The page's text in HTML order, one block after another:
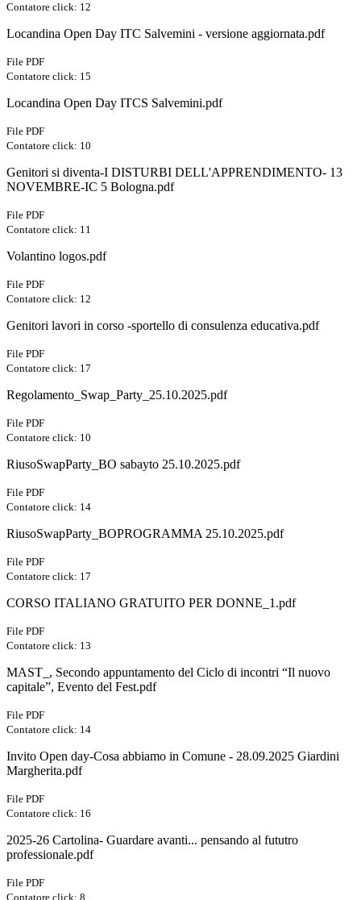
Contatore click: 12
Locandina Open Day ITC Salvemini - versione aggiornata.pdf
File PDF
Contatore click: 15
Locandina Open Day ITCS Salvemini.pdf
File PDF
Contatore click: 10
Genitori si diventa-I DISTURBI DELL'APPRENDIMENTO- 13
NOVEMBRE-IC 5 Bologna.pdf
File PDF
Contatore click: 11
Volantino logos.pdf
File PDF
Contatore click: 12
Genitori lavori in corso -sportello di consulenza educativa.pdf
File PDF
Contatore click: 17
Regolamento_Swap_Party_25.10.2025.pdf
File PDF
Contatore click: 10
RiusoSwapParty_BO sabayto 25.10.2025.pdf
File PDF
Contatore click: 14
RiusoSwapParty_BOPROGRAMMA 25.10.2025.pdf
File PDF
Contatore click: 17
CORSO ITALIANO GRATUITO PER DONNE_1.pdf
File PDF
Contatore click: 13
MAST_, Secondo appuntamento del Ciclo di incontri “Il nuovo
capitale”, Evento del Fest.pdf
File PDF
Contatore click: 14
Invito Open day-Cosa abbiamo in Comune - 28.09.2025 Giardini
Margherita.pdf
File PDF
Contatore click: 16
2025-26 Cartolina- Guardare avanti... pensando al fututro
professionale.pdf
File PDF
Contatore click: 8